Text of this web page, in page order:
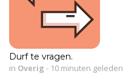
Durf te vragen.
in Overig - 10 minuten geleden